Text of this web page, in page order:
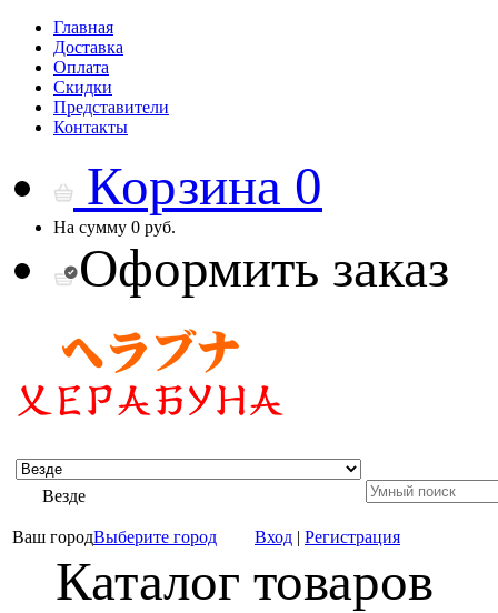
Главная
Доставка
Оплата
Скидки
Представители
Контакты
Корзина 0
На сумму 0 руб.
Оформить заказ
Везде
Ваш городВыберите город Вход | Регистрация
Каталог товаров